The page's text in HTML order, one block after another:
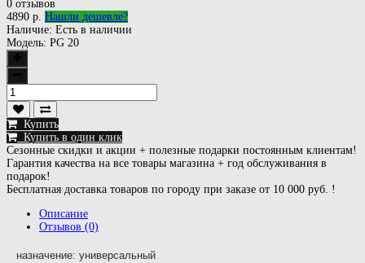
0 отзывов
4890 р. Нашли дешевле?
Наличие: Есть в наличии
Модель: PG 20
Купить
Купить в один клик
Сезонные скидки и акции + полезные подарки постоянным клиентам!
Гарантия качества на все товары магазина + год обслуживания в
подарок!
Бесплатная доставка товаров по городу при заказе от 10 000 руб. !
Описание
Отзывов (0)
назначение: универсальный